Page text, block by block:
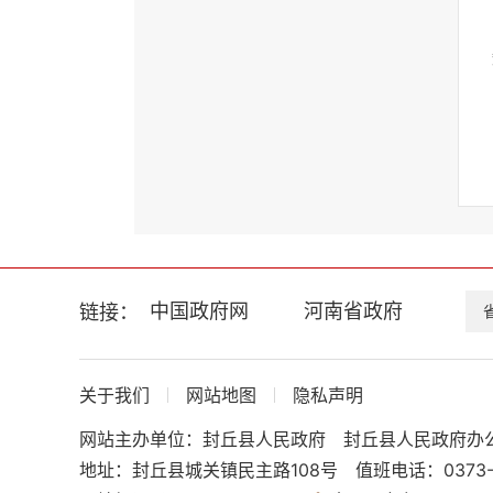
链接： 中国政府网 河南省政府
关于我们 网站地图
隐私声明
网站主办单位：封丘县人民政府
封丘县人民政府办
地址：封丘县城关镇民主路108号
值班电话：